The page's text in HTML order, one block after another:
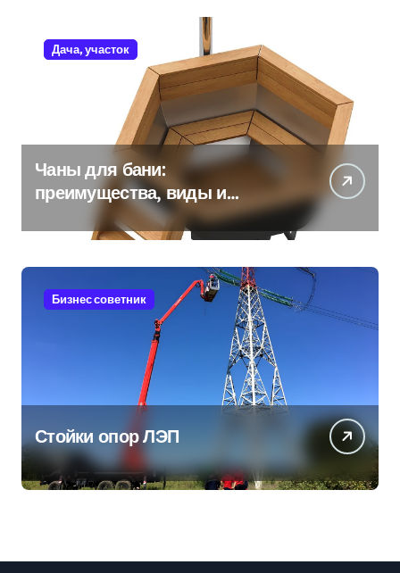
Дача, участок
Чаны для бани:
преимущества, виды и
особенности использования
Бизнес советник
Стойки опор ЛЭП